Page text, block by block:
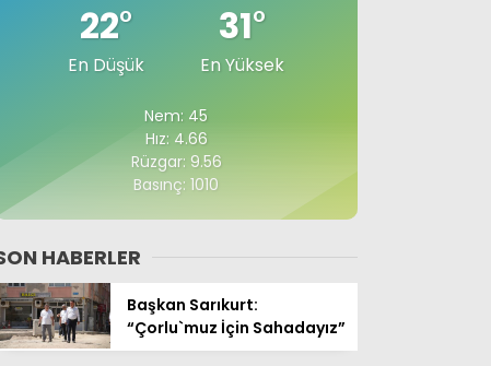
22°
En Düşük
31°
En Yüksek
Nem: 45
Hız: 4.66
Rüzgar: 9.56
Basınç: 1010
HABERLER
Başkan Sarıkurt:
“Çorlu`muz İçin Sahadayız”